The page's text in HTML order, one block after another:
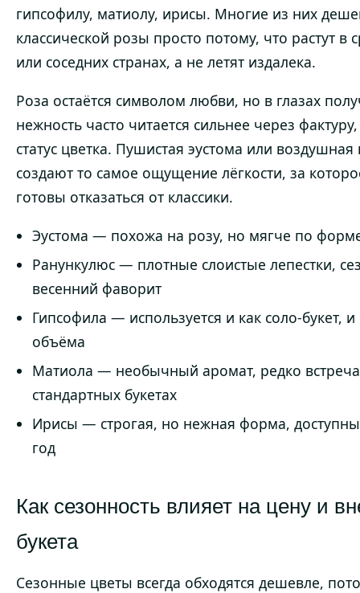
гипсофилу, матиолу, ирисы. Многие из них
классической розы просто потому, что растут в
или соседних странах, а не летят издалека.
Роза остаётся символом любви, но в глазах
нежность часто читается сильнее через
статус цветка. Пушистая эустома или
создают то самое ощущение лёгкости, за
готовы отказаться от классики.
Эустома — похожа на розу, но мягче по
Ранункулюс — плотные слоистые лепестки,
весенний фаворит
Гипсофила — используется и как соло-букет, и
объёма
Матиола — необычный аромат, редко
стандартных букетах
Ирисы — строгая, но нежная форма,
год
Как сезонность влияет на цену и
букета
Сезонные цветы всегда обходятся дешевле,